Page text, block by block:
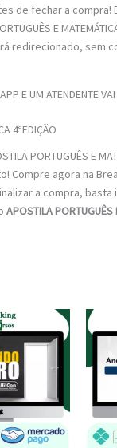
de fechar a
E
redirecionado, sem
E UM ATENDENTE
4ªEDIÇÃO
PORTUGUÊS E
Compre agora na
a compra,
APOSTILA PORTUGUÊS